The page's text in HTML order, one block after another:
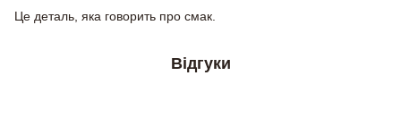
Це деталь, яка говорить про смак.
Відгуки